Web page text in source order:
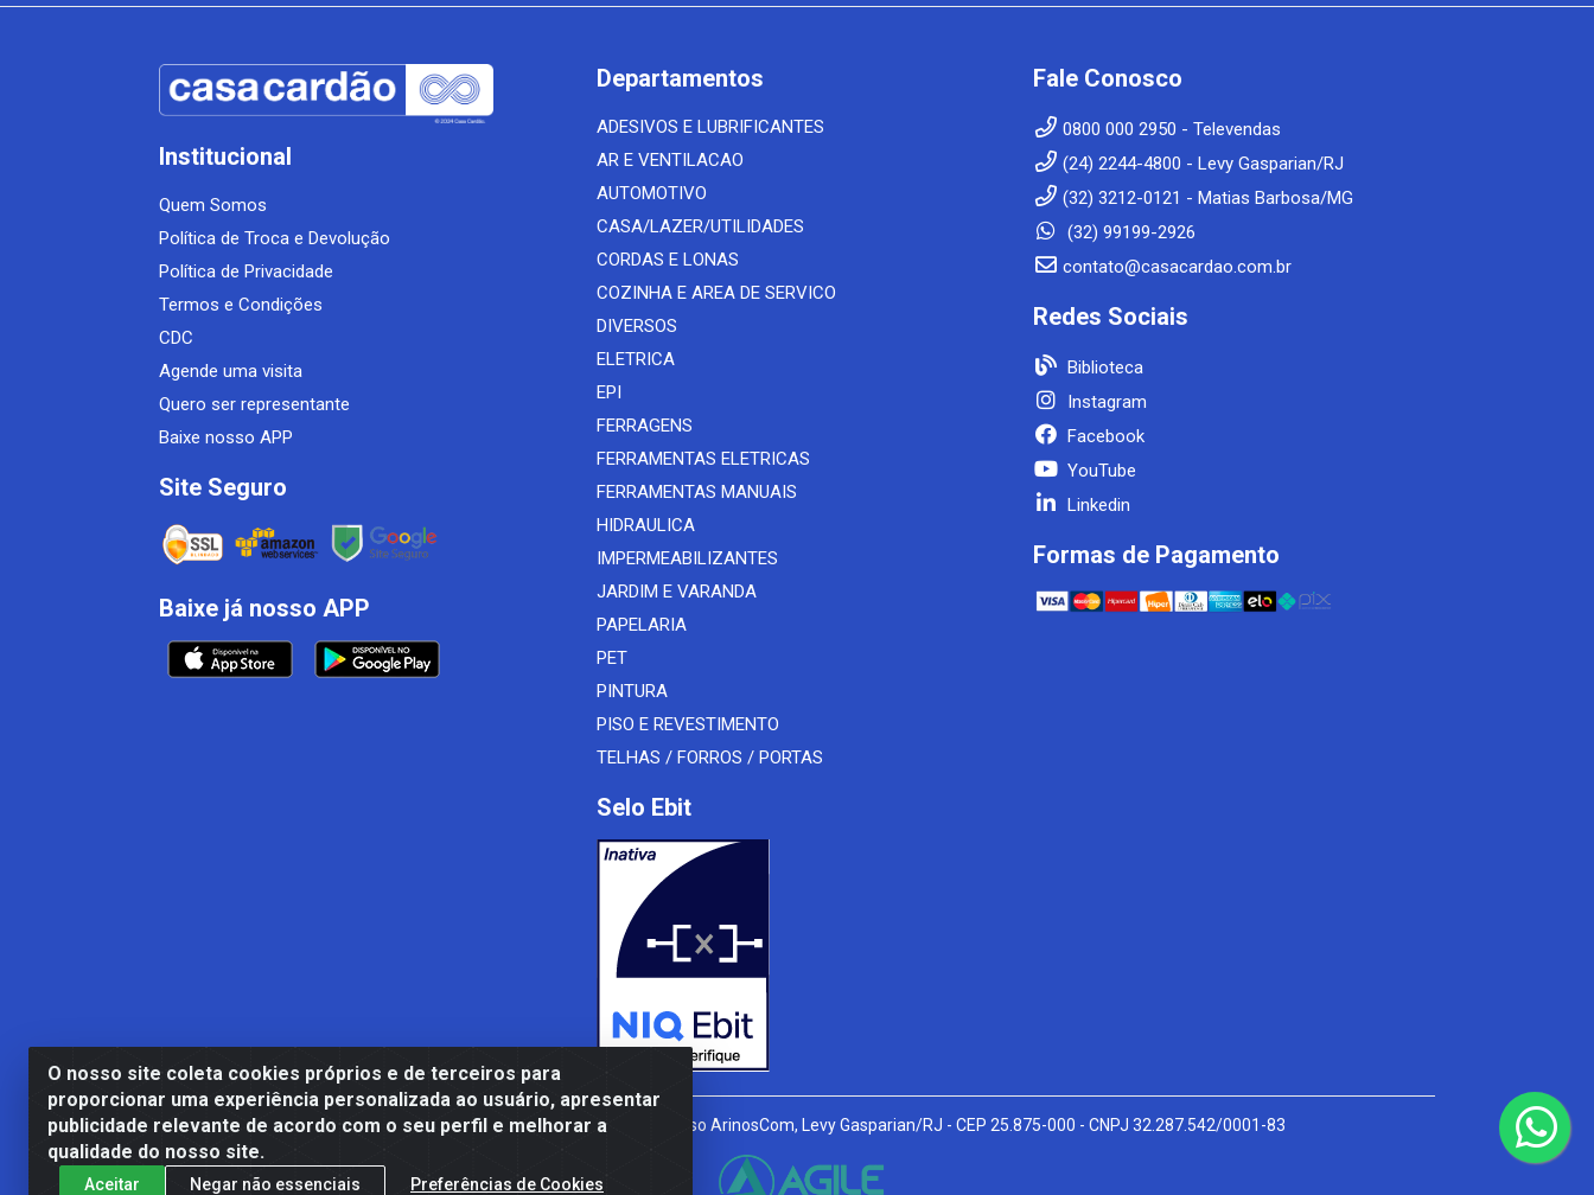
O nosso site coleta cookies próprios e de terceiros para
proporcionar uma experiência personalizada ao usuário, apresentar
publicidade relevante de acordo com o seu perfil e melhorar a
qualidade do nosso site.
Aceitar Negar não essenciais Preferências de Cookies
Institucional
Quem Somos
Política de Troca e Devolução
Política de Privacidade
Termos e Condições
CDC
Agende uma visita
Quero ser representante
Baixe nosso APP
Site Seguro
Baixe já nosso APP
Departamentos
ADESIVOS E LUBRIFICANTES
AR E VENTILACAO
AUTOMOTIVO
CASA/LAZER/UTILIDADES
CORDAS E LONAS
COZINHA E AREA DE SERVICO
DIVERSOS
ELETRICA
EPI
FERRAGENS
FERRAMENTAS ELETRICAS
FERRAMENTAS MANUAIS
HIDRAULICA
IMPERMEABILIZANTES
JARDIM E VARANDA
PAPELARIA
PET
PINTURA
PISO E REVESTIMENTO
TELHAS / FORROS / PORTAS
Selo Ebit
Fale Conosco
0800 000 2950 - Televendas
(24) 2244-4800 - Levy Gasparian/RJ
(32) 3212-0121 - Matias Barbosa/MG
(32) 99199-2926
contato@casacardao.com.br
Redes Sociais
Biblioteca
Instagram
Facebook
YouTube
Linkedin
Formas de Pagamento
Casa Cardão LTDA - Av. Amaral Peixoto, 910 - Afonso ArinosCom, Levy Gasparian/RJ - CEP 25.875-000 - CNPJ 32.287.542/0001-83